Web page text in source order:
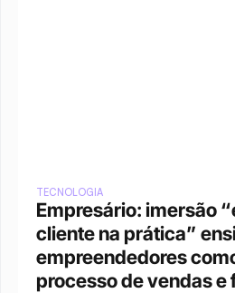
TECNOLOGIA
Empresário: imersão
cliente na prática”
empreendedores
processo de vendas e